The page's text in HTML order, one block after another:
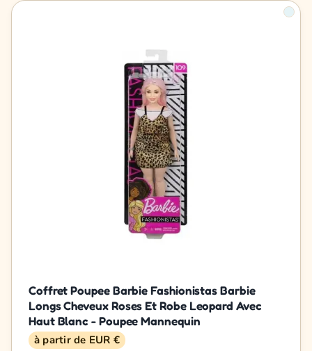
Coffret Poupee Barbie Fashionistas Barbie
Longs Cheveux Roses Et Robe Leopard Avec
Haut Blanc - Poupee Mannequin
à partir de EUR €